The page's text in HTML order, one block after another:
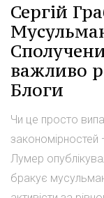
Сергій
важливо
Блоги
Чи це просто
Лумер
бракує